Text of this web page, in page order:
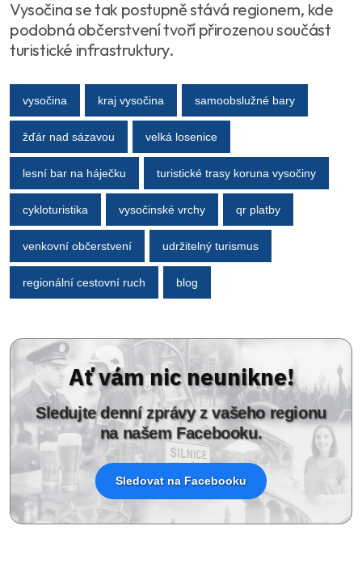
Vysočina se tak postupně stává regionem, kde
podobná občerstvení tvoří přirozenou součást
turistické infrastruktury.
vysočina kraj vysočina samoobslužné bary
žďár nad sázavou velká losenice
lesní bar na háječku turistické trasy koruna vysočiny
cykloturistika vysočinské vrchy qr platby
venkovní občerstvení udržitelný turismus
regionální cestovní ruch blog
Ať vám nic neunikne!
Sledujte denní zprávy z vašeho regionu
na našem Facebooku.
Sledovat na Facebooku